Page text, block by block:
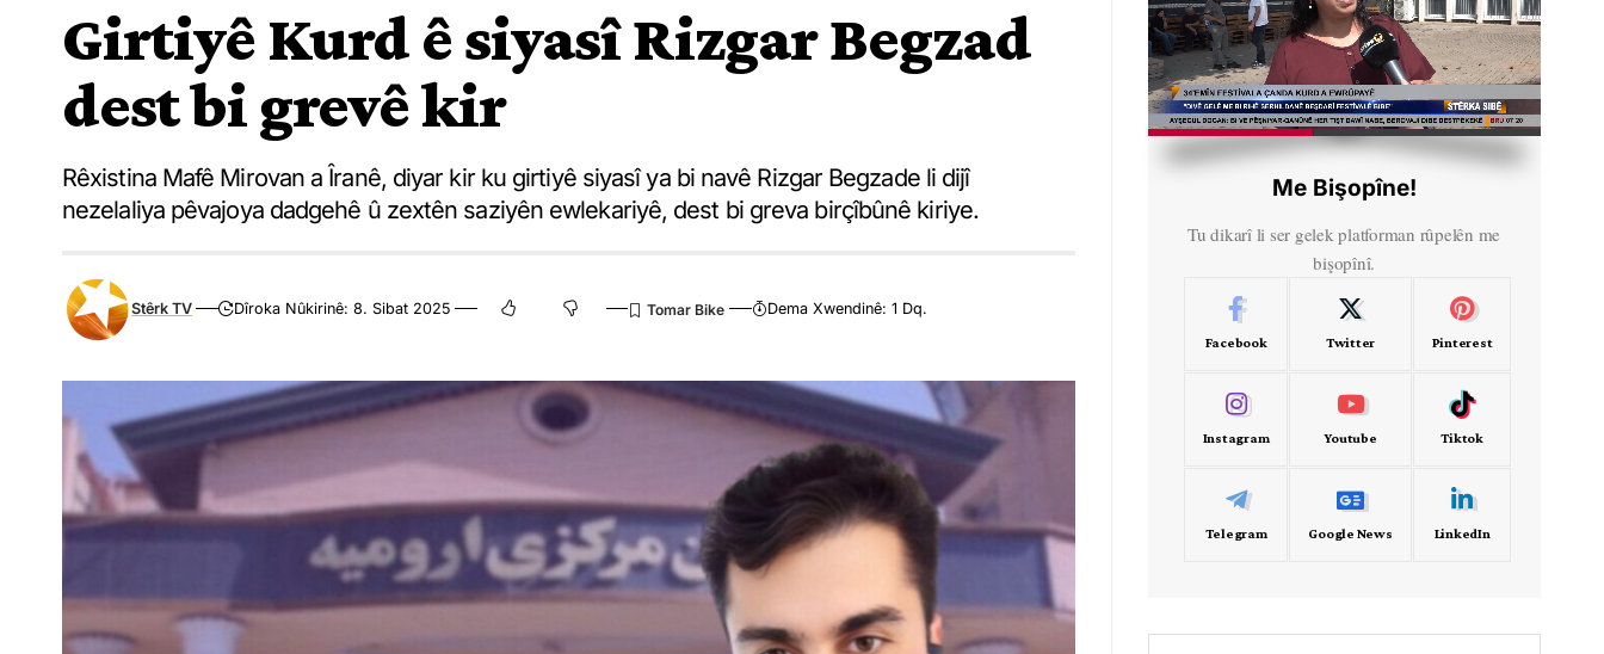
Girtiyê Kurd ê siyasî Rizgar Begzad
dest bi grevê kir
Rêxistina Mafê Mirovan a Îranê, diyar kir ku girtiyê siyasî ya bi navê Rizgar Begzade li dijî
nezelaliya pêvajoya dadgehê û zextên saziyên ewlekariyê, dest bi greva birçîbûnê kiriye.
Stêrk TV Dîroka Nûkirinê: 8. Sibat 2025 Dema Xwendinê: 1 Dq.
Me Bişopîne!
Tu dikarî li ser gelek platforman rûpelên me
bişopînî.
Facebook Twitter Pinterest
Instagram Youtube Tiktok
Telegram Google News LinkedIn